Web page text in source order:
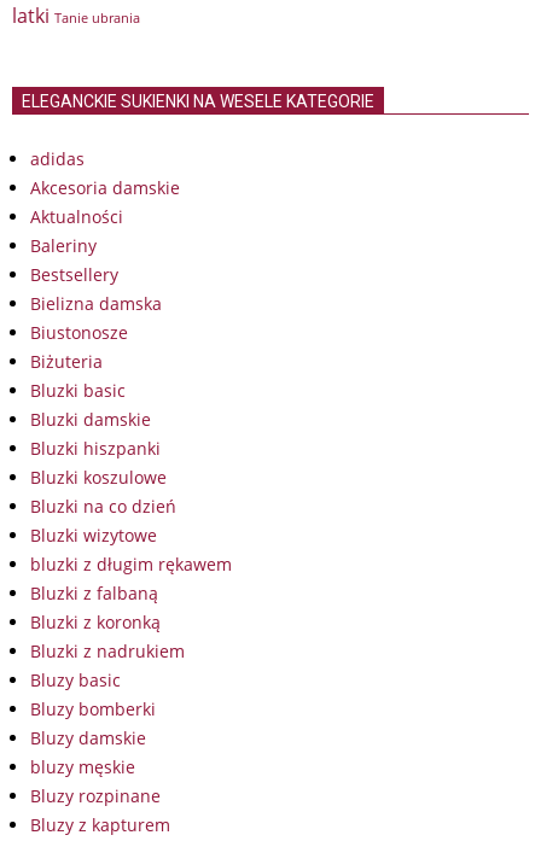
latki Tanie ubrania
ELEGANCKIE SUKIENKI NA WESELE KATEGORIE
adidas
Akcesoria damskie
Aktualności
Baleriny
Bestsellery
Bielizna damska
Biustonosze
Biżuteria
Bluzki basic
Bluzki damskie
Bluzki hiszpanki
Bluzki koszulowe
Bluzki na co dzień
Bluzki wizytowe
bluzki z długim rękawem
Bluzki z falbaną
Bluzki z koronką
Bluzki z nadrukiem
Bluzy basic
Bluzy bomberki
Bluzy damskie
bluzy męskie
Bluzy rozpinane
Bluzy z kapturem